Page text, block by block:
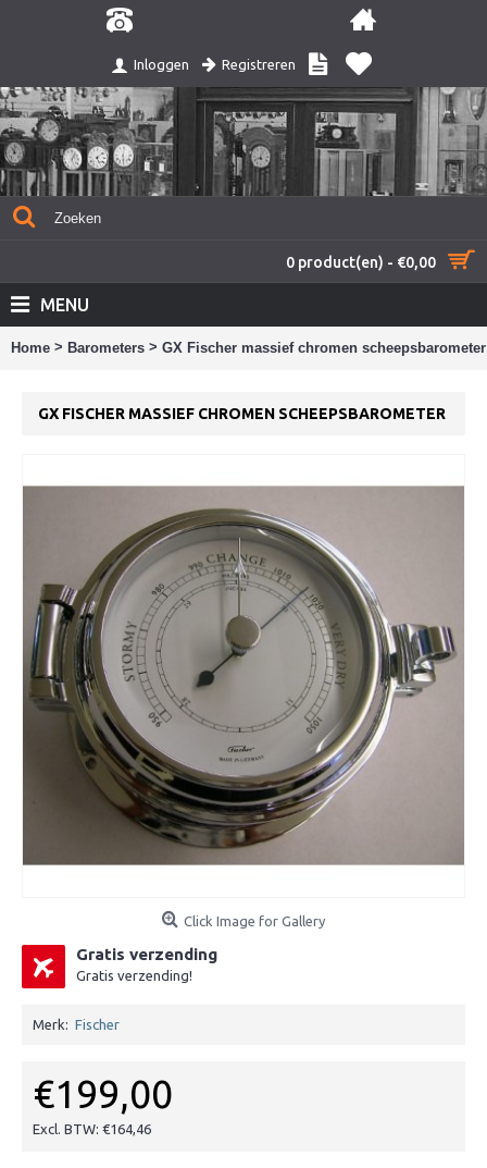
Inloggen Registreren
0 product(en) - €0,00
MENU
Home > Barometers > GX Fischer massief chromen scheepsbarometer
GX FISCHER MASSIEF CHROMEN SCHEEPSBAROMETER
Click Image for Gallery
Gratis verzending
Gratis verzending!
Merk: Fischer
€199,00
Excl. BTW: €164,46